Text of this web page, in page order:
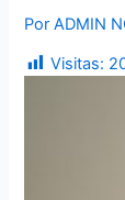
PorADMIN
Visitas: